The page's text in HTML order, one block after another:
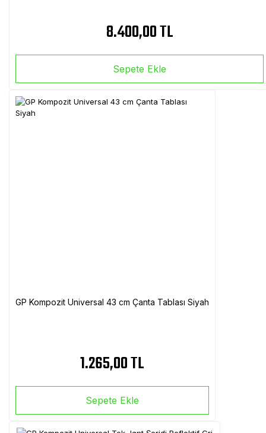
8.400,00 TL
Sepete Ekle
GP Kompozit Universal 43 cm Çanta Tablası Siyah
1.265,00 TL
Sepete Ekle